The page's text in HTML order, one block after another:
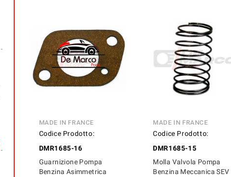
MADE IN FRANCE
Codice Prodotto:
DMR1685-16
Guarnizione Pompa
Benzina Asimmetrica
MADE IN FRANCE
Codice Prodotto:
DMR1685-15
Molla Valvola Pompa
Benzina Meccanica SEV